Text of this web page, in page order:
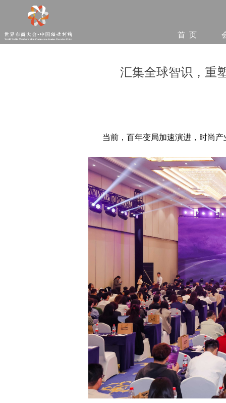
首 页
汇集全球智识，重
当前，百年变局加速演进，时尚